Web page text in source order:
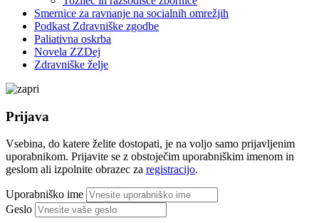
Smernice za ravnanje na socialnih omrežjih
Podkast Zdravniške zgodbe
Paliativna oskrba
Novela ZZDej
Zdravniške želje
Prijava
Vsebina, do katere želite dostopati, je na voljo samo prijavljenim
uporabnikom. Prijavite se z obstoječim uporabniškim imenom in
geslom ali izpolnite obrazec za registracijo.
Uporabniško ime
Geslo